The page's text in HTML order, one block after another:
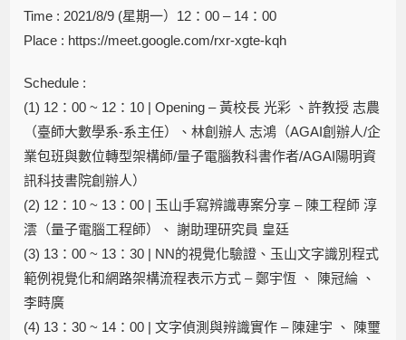
Time : 2021/8/9 (星期一）12：00 – 14：00
Place : https://meet.google.com/rxr-xgte-kqh
Schedule :
(1) 12：00 ~ 12：10 | Opening – 黃校長 光彩 、許教授 志農
（臺師大數學系-系主任）、林創辦人 志鴻（AGAI創辦人/企
業包班與數位轉型架構師/量子電腦教科書作者/AGAI陽明資
訊科技書院創辦人）
(2) 12：10 ~ 13：00 | 玉山手寫辨識專案分享 – 陳工程師 淳
澐（量子電腦工程師）、 謝助理研究員 皇廷
(3) 13：00 ~ 13：30 | NN的視覺化驗證、玉山文字識別程式
範例視覺化和網路架構流程表示方式 – 鄭宇恆 、 陳冠綸 、
李畤廣
(4) 13：30 ~ 14：00 | 文字偵測與辨識實作 – 陳建宇 、 陳璽